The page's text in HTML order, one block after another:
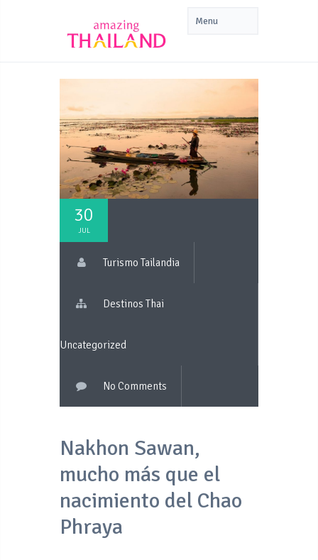
30
JUL
Turismo Tailandia
Destinos Thai
Uncategorized
No Comments
Nakhon Sawan,
mucho más que el
nacimiento del Chao
Phraya